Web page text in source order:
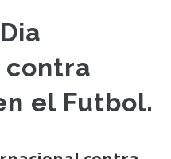
el Futbol.